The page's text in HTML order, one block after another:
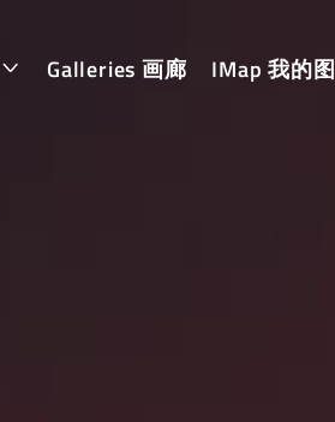
Galleries 画廊 IMap 我的图